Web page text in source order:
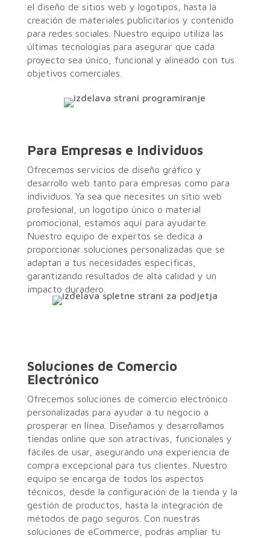
el diseño de sitios web y logotipos, hasta la
creación de materiales publicitarios y contenido
para redes sociales. Nuestro equipo utiliza las
últimas tecnologías para asegurar que cada
proyecto sea único, funcional y alineado con tus
objetivos comerciales.
Para Empresas e Individuos
Ofrecemos servicios de diseño gráfico y
desarrollo web tanto para empresas como para
individuos. Ya sea que necesites un sitio web
profesional, un logotipo único o material
promocional, estamos aquí para ayudarte.
Nuestro equipo de expertos se dedica a
proporcionar soluciones personalizadas que se
adaptan a tus necesidades específicas,
garantizando resultados de alta calidad y un
impacto duradero.
Soluciones de Comercio
Electrónico
Ofrecemos soluciones de comercio electrónico
personalizadas para ayudar a tu negocio a
prosperar en línea. Diseñamos y desarrollamos
tiendas online que son atractivas, funcionales y
fáciles de usar, asegurando una experiencia de
compra excepcional para tus clientes. Nuestro
equipo se encarga de todos los aspectos
técnicos, desde la configuración de la tienda y la
gestión de productos, hasta la integración de
métodos de pago seguros. Con nuestras
soluciones de eCommerce, podrás ampliar tu